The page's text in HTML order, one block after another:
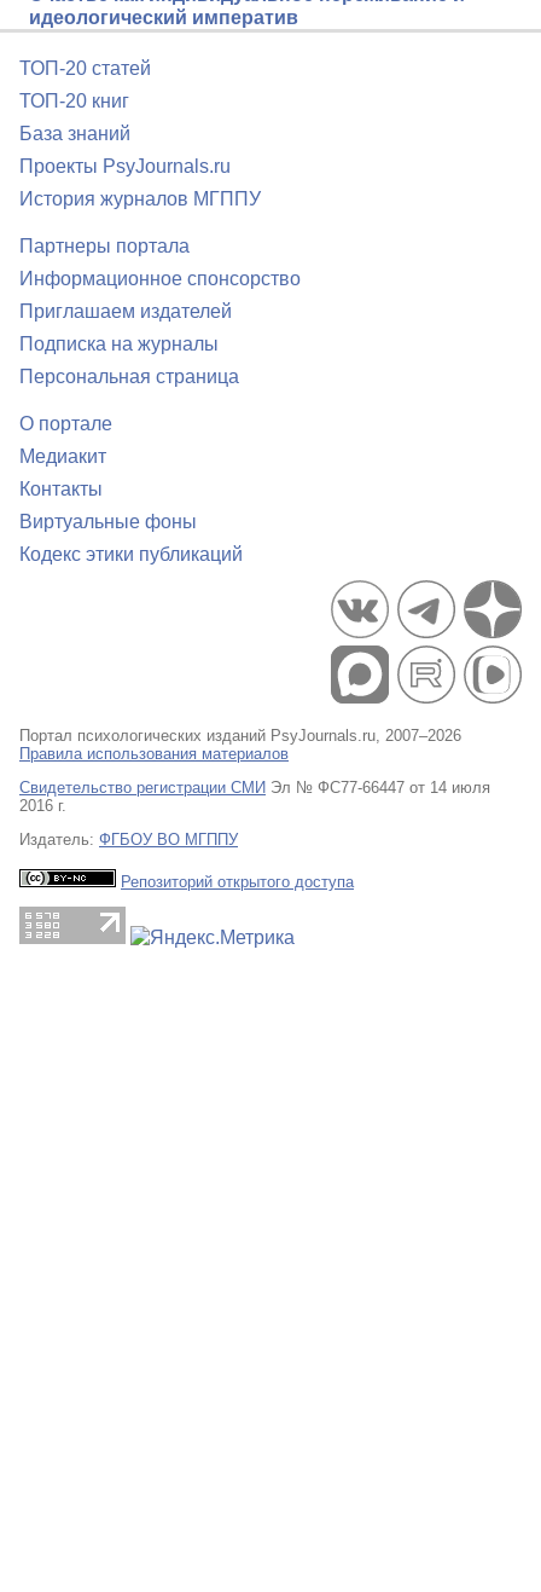
идеологический императив
ТОП-20 статей
ТОП-20 книг
База знаний
Проекты PsyJournals.ru
История журналов МГППУ
Партнеры портала
Информационное спонсорство
Приглашаем издателей
Подписка на журналы
Персональная страница
О портале
Медиакит
Контакты
Виртуальные фоны
Кодекс этики публикаций
Портал психологических изданий PsyJournals.ru, 2007–2026
Правила использования материалов
Свидетельство регистрации СМИ Эл № ФС77-66447 от 14 июля
2016 г.
Издатель: ФГБОУ ВО МГППУ
Репозиторий открытого доступа